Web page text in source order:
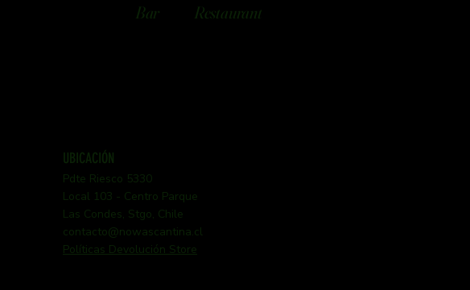
Bar Restaurant
UBICACIÓN
Pdte Riesco 5330
Local 103 - Centro Parque
Las Condes, Stgo, Chile
contacto@nowascantina.cl
Políticas Devolución Store